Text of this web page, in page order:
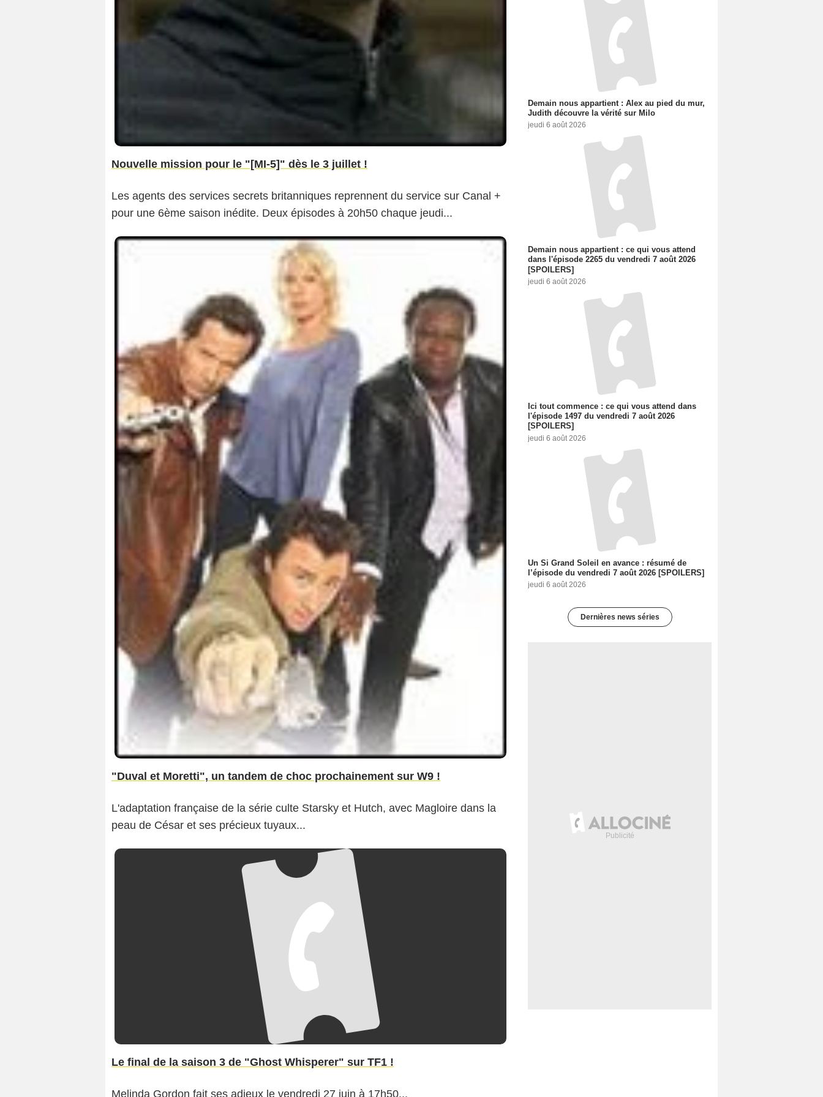
Nouvelle mission pour le "[MI-5]" dès le 3 juillet !
Les agents des services secrets britanniques reprennent du service sur Canal +
pour une 6ème saison inédite. Deux épisodes à 20h50 chaque jeudi...
"Duval et Moretti", un tandem de choc prochainement sur W9 !
L'adaptation française de la série culte Starsky et Hutch, avec Magloire dans la
peau de César et ses précieux tuyaux...
Le final de la saison 3 de "Ghost Whisperer" sur TF1 !
Melinda Gordon fait ses adieux le vendredi 27 juin à 17h50...
Demain nous appartient : Alex au pied du mur,
Judith découvre la vérité sur Milo
jeudi 6 août 2026
Demain nous appartient : ce qui vous attend
dans l'épisode 2265 du vendredi 7 août 2026
[SPOILERS]
jeudi 6 août 2026
Ici tout commence : ce qui vous attend dans
l'épisode 1497 du vendredi 7 août 2026
[SPOILERS]
jeudi 6 août 2026
Un Si Grand Soleil en avance : résumé de
l’épisode du vendredi 7 août 2026 [SPOILERS]
jeudi 6 août 2026
Dernières news séries